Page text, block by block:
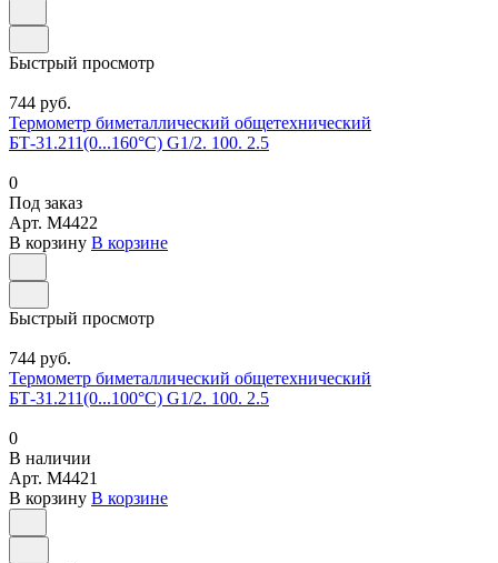
Быстрый просмотр
744 руб.
Термометр биметаллический общетехнический
БТ-31.211(0...160°С) G1/2. 100. 2.5
0
Под заказ
Арт. M4422
В корзину В корзине
Быстрый просмотр
744 руб.
Термометр биметаллический общетехнический
БТ-31.211(0...100°С) G1/2. 100. 2.5
0
В наличии
Арт. M4421
В корзину В корзине